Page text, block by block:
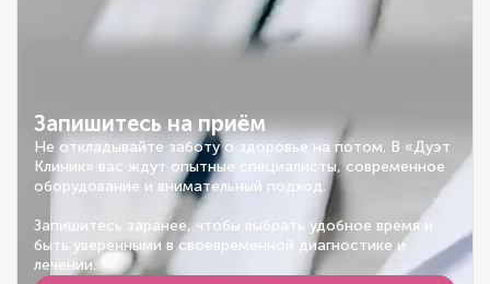
Запишитесь на приём
Не откладывайте заботу о здоровье на потом. В «Дуэт
Клиник» вас ждут опытные специалисты, современное
оборудование и внимательный подход.
Запишитесь заранее, чтобы выбрать удобное время и
быть уверенными в своевременной диагностике и
лечении.